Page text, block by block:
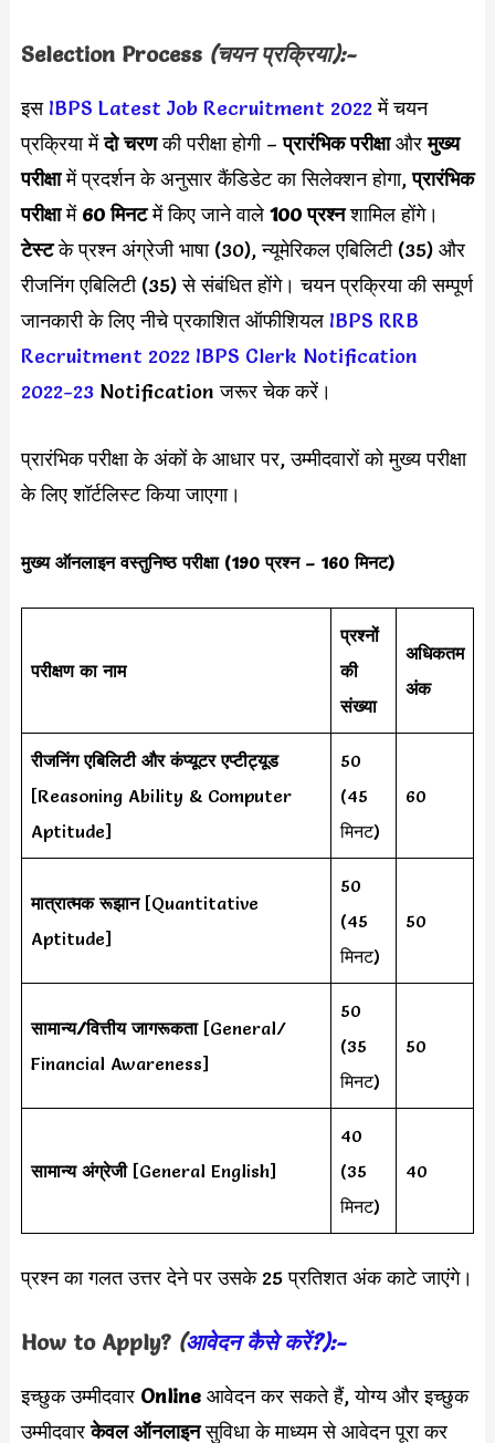
Selection Process (चयन प्रक्रिया):-
इस IBPS Latest Job Recruitment 2022में चयन
प्रक्रिया मेंदो चरणकी परीक्षा होगी – प्रारंभिक परीक्षाऔरमुख्य
परीक्षामें प्रदर्शन के अनुसार कैंडिडेट का सिलेक्शन होगा,प्रारंभिक
परीक्षामें 60 मिनटमें किए जाने वाले 100 प्रश्नशामिल होंगे।
टेस्टके प्रश्न अंग्रेजी भाषा (30), न्यूमेरिकल एबिलिटी (35) और
रीजनिंग एबिलिटी (35) से संबंधित होंगे। चयन प्रक्रिया की सम्पूर्ण
जानकारी के लिए नीचे प्रकाशित ऑफीशियल IBPS RRB
Recruitment 2022 IBPS Clerk Notification
2022-23 Notification जरूर चेक करें।
प्रारंभिक परीक्षा के अंकों के आधार पर, उम्मीदवारों को मुख्य परीक्षा
के लिए शॉर्टलिस्ट किया जाएगा।
मुख्य ऑनलाइन वस्तुनिष्ठ परीक्षा (190 प्रश्न – 160 मिनट)
परीक्षण का नाम
प्रश्नों
की
संख्या
अधिकतम
अंक
रीजनिंग एबिलिटी और कंप्यूटर एप्टीट्यूड
[Reasoning Ability & Computer
Aptitude]
50
(45
मिनट)
60
मात्रात्मक रूझान[Quantitative
Aptitude]
50
(45
मिनट)
50
सामान्य/वित्तीय जागरूकता[General/
Financial Awareness]
50
(35
मिनट)
50
सामान्य अंग्रेजी[General English]
40
(35
मिनट)
40
प्रश्न का गलत उत्तर देने पर उसके 25 प्रतिशत अंक काटे जाएंगे।
How to Apply?(आवेदन कैसे करें?):-
इच्छुक उम्मीदवार Online आवेदन कर सकते हैं, योग्य और इच्छुक
उम्मीदवारकेवल ऑनलाइनसुविधा के माध्यम से आवेदन पूरा कर